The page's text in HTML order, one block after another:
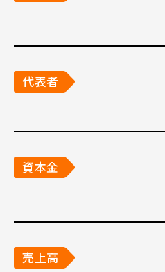
代表者
資本金
売上高